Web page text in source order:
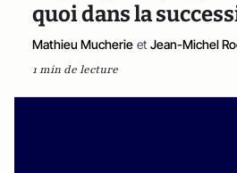
quoi dans la
Mathieu Mucherie et Jean-Michel
1 min de lecture